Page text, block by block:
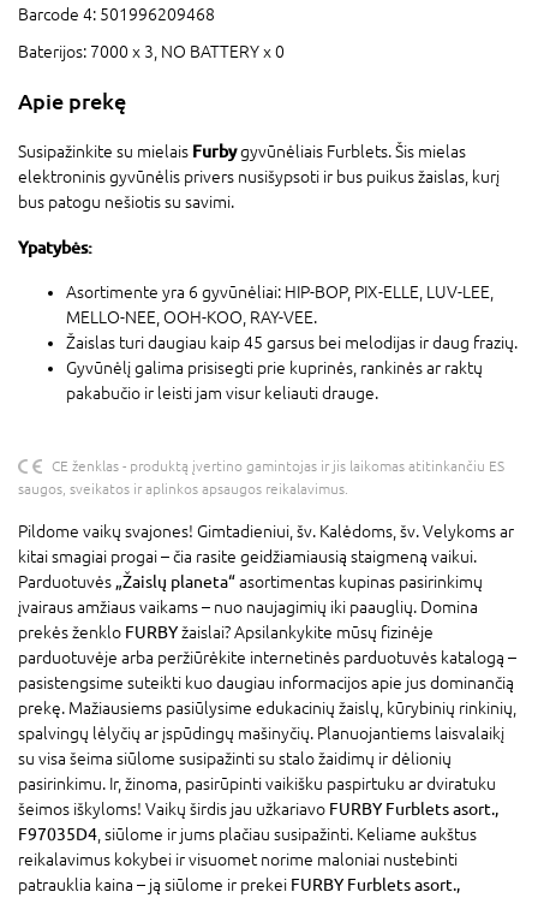
Barcode 4: 501996209468
Baterijos: 7000 x 3, NO BATTERY x 0
Apie prekę
Susipažinkite su mielais Furbygyvūnėliais Furblets. Šis mielas
elektroninis gyvūnėlis privers nusišypsoti ir bus puikus žaislas, kurį
bus patogu nešiotis su savimi.
Ypatybės:
Asortimente yra 6 gyvūnėliai: HIP-BOP, PIX-ELLE, LUV-LEE,
MELLO-NEE, OOH-KOO, RAY-VEE.
Žaislas turi daugiau kaip 45 garsus bei melodijas ir daug frazių.
Gyvūnėlį galima prisisegti prie kuprinės, rankinės ar raktų
pakabučio ir leisti jam visur keliauti drauge.
CE ženklas - produktą įvertino gamintojas ir jis laikomas atitinkančiu ES
saugos, sveikatos ir aplinkos apsaugos reikalavimus.
Pildome vaikų svajones! Gimtadieniui, šv. Kalėdoms, šv. Velykoms ar
kitai smagiai progai – čia rasite geidžiamiausią staigmeną vaikui.
Parduotuvės „Žaislų planeta“asortimentas kupinas pasirinkimų
įvairaus amžiaus vaikams – nuo naujagimių iki paauglių. Domina
prekės ženklo FURBYžaislai? Apsilankykite mūsų fizinėje
parduotuvėje arba peržiūrėkite internetinės parduotuvės katalogą –
pasistengsime suteikti kuo daugiau informacijos apie jus dominančią
prekę. Mažiausiems pasiūlysime edukacinių žaislų, kūrybinių rinkinių,
spalvingų lėlyčių ar įspūdingų mašinyčių. Planuojantiems laisvalaikį
su visa šeima siūlome susipažinti su stalo žaidimų ir dėlionių
pasirinkimu. Ir, žinoma, pasirūpinti vaikišku paspirtuku ar dviratuku
šeimos iškyloms! Vaikų širdis jau užkariavo FURBY Furblets asort.,
F97035D4 , siūlome ir jums plačiau susipažinti. Keliame aukštus
reikalavimus kokybei ir visuomet norime maloniai nustebinti
patrauklia kaina – ją siūlome ir prekei FURBY Furblets asort.,